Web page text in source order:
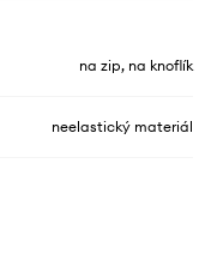
na zip, na knoflík
neelastický materiál